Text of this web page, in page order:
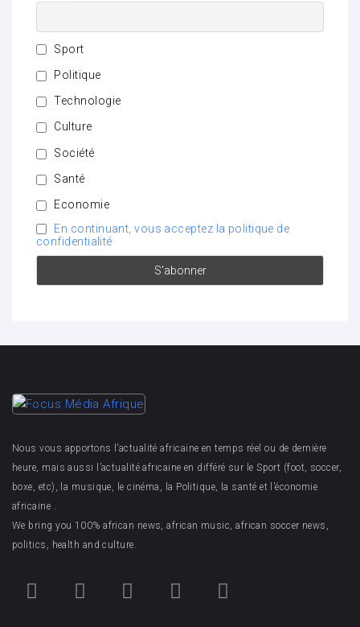
Sport
Politique
Technologie
Culture
Société
Santé
Economie
En continuant, vous acceptez la politique de
confidentialité
Nous vous apportons l’actualité africaine en temps réel ou de dernière
heure, mais aussi l’actualité africaine en différé sur le Sport (foot, soccer,
boxe, etc), la musique, le cinéma, la Politique, la santé et l’économie
africaine .
We bring you 100% african news, african music, african soccer news,
politics, health and culture.